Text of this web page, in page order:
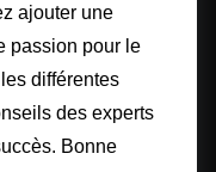
ajouter une
passion pour le
différentes
des experts
Bonne